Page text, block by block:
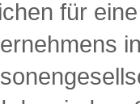
für